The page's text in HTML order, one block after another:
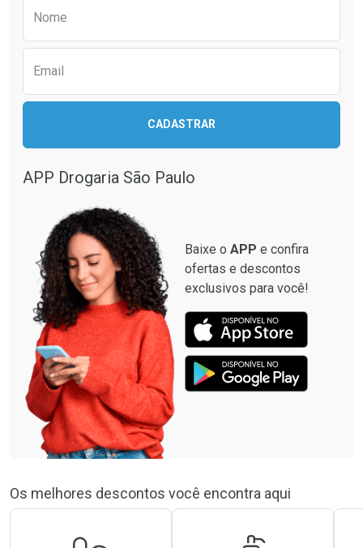
Nome
Email
CADASTRAR
APP Drogaria São Paulo
Baixe o APP e confira
ofertas e descontos
exclusivos para você!
Os melhores descontos você encontra aqui